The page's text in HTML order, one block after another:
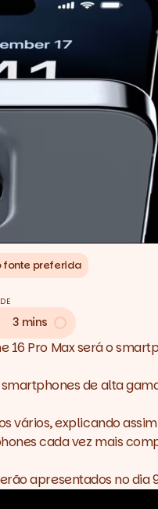
fonte preferida
3 mins
16 Pro Max será o
de alta
explicando
cada vez mais
apresentados no dia